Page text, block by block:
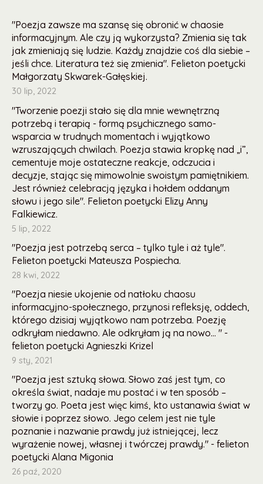
"Poezja zawsze ma szansę się obronić w chaosie
informacyjnym. Ale czy ją wykorzysta? Zmienia się tak
jak zmieniają się ludzie. Każdy znajdzie coś dla siebie –
jeśli chce. Literatura też się zmienia". Felieton poetycki
Małgorzaty Skwarek-Gałęskiej.
30 lip, 2022
"Tworzenie poezji stało się dla mnie wewnętrzną
potrzebą i terapią - formą psychicznego samo-
wsparcia w trudnych momentach i wyjątkowo
wzruszających chwilach. Poezja stawia kropkę nad „i”,
cementuje moje ostateczne reakcje, odczucia i
decyzje, stając się mimowolnie swoistym pamiętnikiem.
Jest również celebracją języka i hołdem oddanym
słowu i jego sile". Felieton poetycki Elizy Anny
Falkiewicz.
5 lip, 2022
"Poezja jest potrzebą serca – tylko tyle i aż tyle".
Felieton poetycki Mateusza Pospiecha.
28 kwi, 2022
"Poezja niesie ukojenie od natłoku chaosu
informacyjno-społecznego, przynosi refleksję, oddech,
którego dzisiaj wyjątkowo nam potrzeba. Poezję
odkryłam niedawno. Ale odkryłam ją na nowo... " -
felieton poetycki Agnieszki Krizel
9 sty, 2021
"Poezja jest sztuką słowa. Słowo zaś jest tym, co
określa świat, nadaje mu postać i w ten sposób –
tworzy go. Poeta jest więc kimś, kto ustanawia świat w
słowie i poprzez słowo. Jego celem jest nie tyle
poznanie i nazwanie prawdy już istniejącej, lecz
wyrażenie nowej, własnej i twórczej prawdy." - felieton
poetycki Alana Migonia
26 paź, 2020